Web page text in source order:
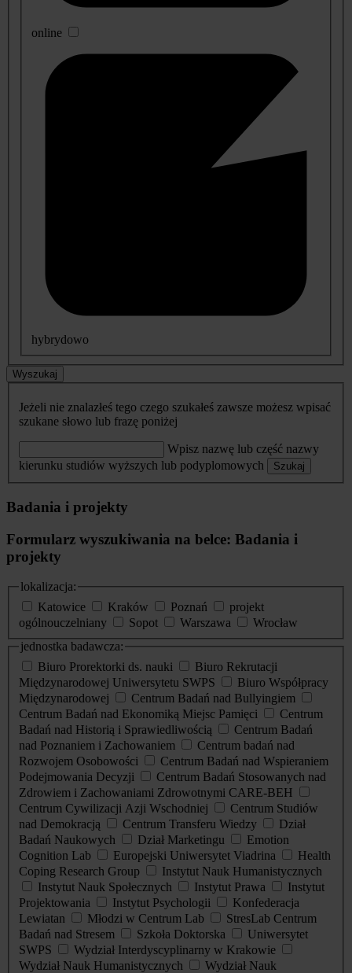
online
hybrydowo
Wyszukaj
Jeżeli nie znalazłeś tego czego szukałeś zawsze możesz wpisać
szukane słowo lub frazę poniżej
Wpisz nazwę lub część nazwy
kierunku studiów wyższych lub podyplomowych
Szukaj
Badania i projekty
Formularz wyszukiwania na belce: Badania i
projekty
lokalizacja:
Katowice
Kraków Poznań
projekt
ogólnouczelniany
Sopot Warszawa
Wrocław
jednostka badawcza:
Biuro Prorektorki ds. nauki
Biuro Rekrutacji
Międzynarodowej Uniwersytetu SWPS
Biuro Współpracy
Międzynarodowej
Centrum Badań nad Bullyingiem
Centrum Badań nad Ekonomiką Miejsc Pamięci
Centrum
Badań nad Historią i Sprawiedliwością
Centrum Badań
nad Poznaniem i Zachowaniem
Centrum badań nad
Rozwojem Osobowości
Centrum Badań nad Wspieraniem
Podejmowania Decyzji
Centrum Badań Stosowanych nad
Zdrowiem i Zachowaniami Zdrowotnymi CARE-BEH
Centrum Cywilizacji Azji Wschodniej
Centrum Studiów
nad Demokracją
Centrum Transferu Wiedzy
Dział
Badań Naukowych
Dział Marketingu
Emotion
Cognition Lab
Europejski Uniwersytet Viadrina
Health
Coping Research Group
Instytut Nauk Humanistycznych
Instytut Nauk Społecznych
Instytut Prawa
Instytut
Projektowania
Instytut Psychologii
Konfederacja
Lewiatan
Młodzi w Centrum Lab
StresLab Centrum
Badań nad Stresem
Szkoła Doktorska
Uniwersytet
SWPS
Wydział Interdyscyplinarny w Krakowie
Wydział Nauk Humanistycznych
Wydział Nauk